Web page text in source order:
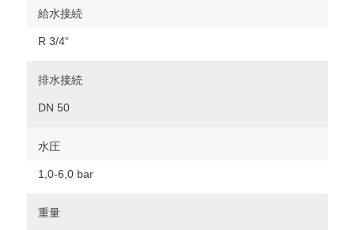
給水接続
R 3/4“
排水接続
DN 50
水圧
1,0-6,0 bar
重量